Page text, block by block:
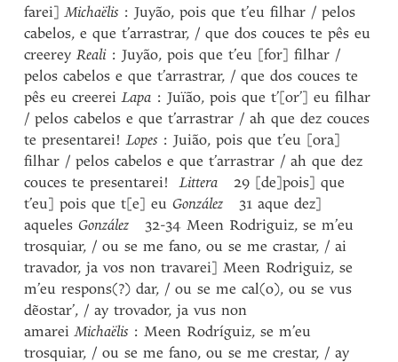
farei]Michaëlis : Juyão, pois que t’eu filhar / pelos
cabelos, e que t’arrastrar, / que dos couces te pês eu
creereyReali: Juyão, pois que t’eu [for] filhar /
pelos cabelos e que t’arrastrar, / que dos couces te
pês eu creereiLapa : Juïão, pois que t’[or’] eu filhar
/ pelos cabelos e que t’arrastrar / ah que dez couces
te presentarei!Lopes : Juião, pois que t’eu [ora]
filhar / pelos cabelos e que t’arrastrar / ah que dez
couces te presentarei!
Littera 29 [de]pois] que
t’eu] pois que t[e] euGonzález 31 aque dez]
aquelesGonzález 32-34 Meen Rodriguiz, se m’eu
trosquiar, / ou se me fano, ou se me crastar, / ai
travador, ja vos non travarei] Meen Rodriguiz, se
m’eu respons(?) dar, / ou se me cal(o), ou se vus
dẽostar’, / ay trovador, ja vus non
amareiMichaëlis : Meen Rodríguiz, se m’eu
trosquiar, / ou se me fano, ou se me crestar, / ay